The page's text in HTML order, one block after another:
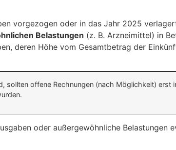
vorgezogen oder in das Jahr 2025
Belastungen (z. B. Arzneimittel) in
deren Höhe vom Gesamtbetrag der
sollten offene Rechnungen (nach Möglichkeit) erst
oder außergewöhnliche Belastungen